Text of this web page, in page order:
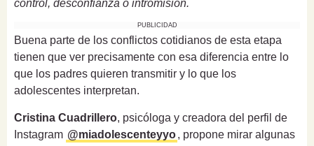
control, desconfianza o intromisión.
PUBLICIDAD
Buena parte de los conflictos cotidianos de esta etapa
tienen que ver precisamente con esa diferencia entre lo
que los padres quieren transmitir y lo que los
adolescentes interpretan.
Cristina Cuadrillero, psicóloga y creadora del perfil de
Instagram @miadolescenteyyo, propone mirar algunas